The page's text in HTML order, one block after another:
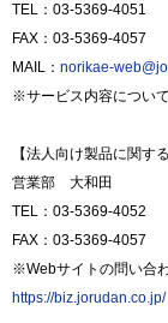
TEL：03-5369-4051
FAX：03-5369-4057
MAIL： norikae-
※サービス内容につい
【法人向け製品に関す
営業部 大和田
TEL：03-5369-4052
FAX：03-5369-4057
※Webサイトの問い合
https://biz.jorudan.co.jp/